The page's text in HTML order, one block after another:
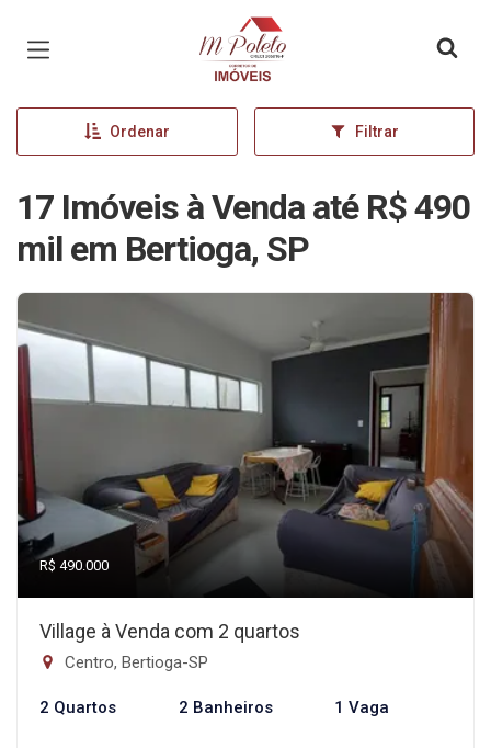
Página inicial
Ordenar Filtrar
17 Imóveis à Venda até R$ 490
mil em Bertioga, SP
R$ 490.000
Village à Venda com 2 quartos
Centro, Bertioga-SP
2 Quartos 2 Banheiros 1 Vaga